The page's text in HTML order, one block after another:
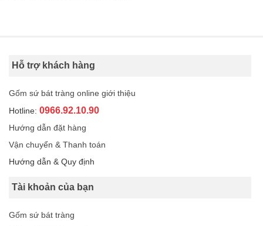
Hỗ trợ khách hàng
Gốm sứ bát tràng online giới thiệu
Hotline: 0966.92.10.90
Hướng dẫn đặt hàng
Vận chuyển & Thanh toán
Hướng dẫn & Quy định
Tài khoản của bạn
Gốm sứ bát tràng